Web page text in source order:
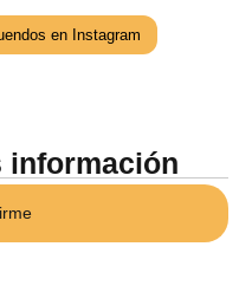
en Instagram
información